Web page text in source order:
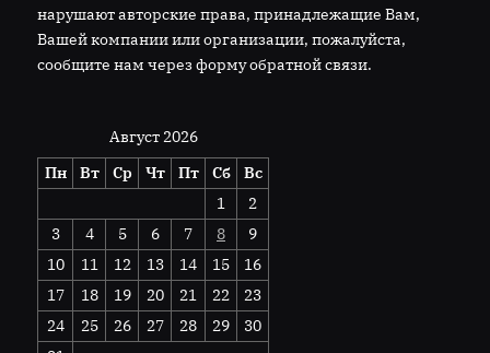
нарушают авторские права, принадлежащие Вам,
Вашей компании или организации, пожалуйста,
сообщите нам через форму обратной связи.
Август 2026
Пн
Вт Ср Чт Пт Сб
Вс
1
2
3
4 5 6 7 8
9
10
11 12 13 14 15
16
17
18 19 20 21 22
23
24
25 26 27 28 29
30